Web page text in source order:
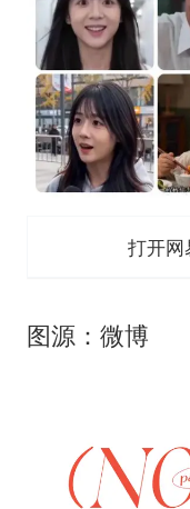
打开网
图源：微博